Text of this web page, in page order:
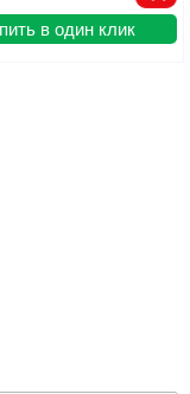
в один клик